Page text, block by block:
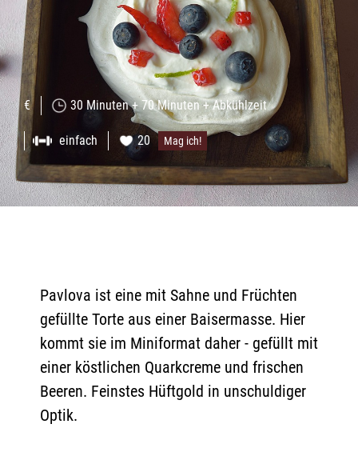
€ 30 Minuten + 70 Minuten + Abkühlzeit
einfach 20 Mag ich!
Pavlova ist eine mit Sahne und Früchten
gefüllte Torte aus einer Baisermasse. Hier
kommt sie im Miniformat daher - gefüllt mit
einer köstlichen Quarkcreme und frischen
Beeren. Feinstes Hüftgold in unschuldiger
Optik.